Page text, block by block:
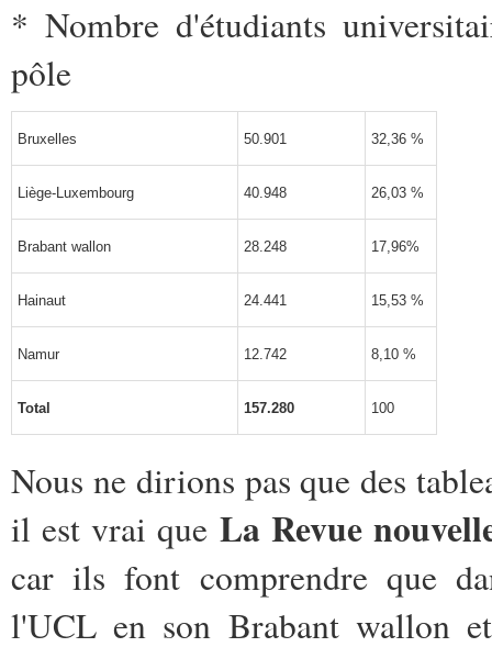
* Nombre d'étudiants
pôle
Bruxelles 50.901 32,36 %
Liège-Luxembourg 40.948 26,03 %
Brabant wallon 28.248 17,96%
Hainaut 24.441 15,53 %
Namur 12.742 8,10 %
Total 157.280 100
Nous ne dirions pas que des
il est vrai que La Revue
car ils font comprendre que
l'UCL en son Brabant wallon